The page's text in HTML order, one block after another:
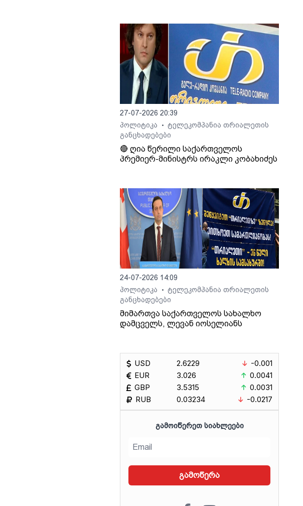
27-07-2026 20:39
პოლიტიკა
•
ტელეკომპანია თრიალეთის
განცხადებები
🔴 ღია წერილი საქართველოს
პრემიერ-მინისტრს ირაკლი კობახიძეს
24-07-2026 14:09
პოლიტიკა
•
ტელეკომპანია თრიალეთის
განცხადებები
მიმართვა საქართველოს სახალხო
დამცველს, ლევან იოსელიანს
USD
EUR
GBP
RUB
2.6229
3.026
3.5315
0.03234
-0.001
0.0041
0.0031
-0.0217
ᲒᲐᲛᲝᲘᲬᲔᲠᲔᲗ ᲡᲘᲐᲮᲚᲔᲔᲑᲘ
გამოწერა